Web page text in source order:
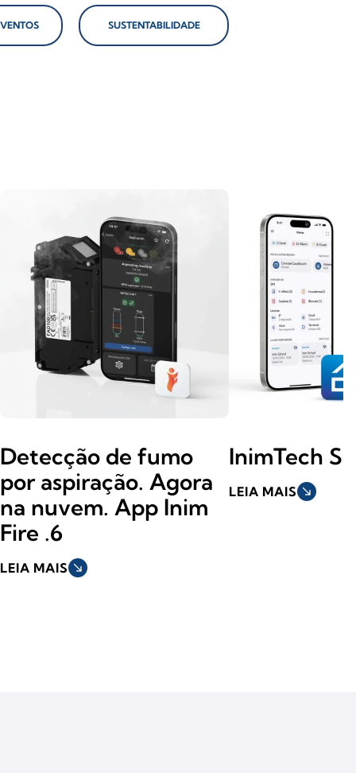
SUSTENTABILIDADE
Detecção de fumo
por aspiração. Agora
na nuvem. App Inim
Fire .6
LEIA MAIS south_east
InimTech
LEIA MAIS south_east